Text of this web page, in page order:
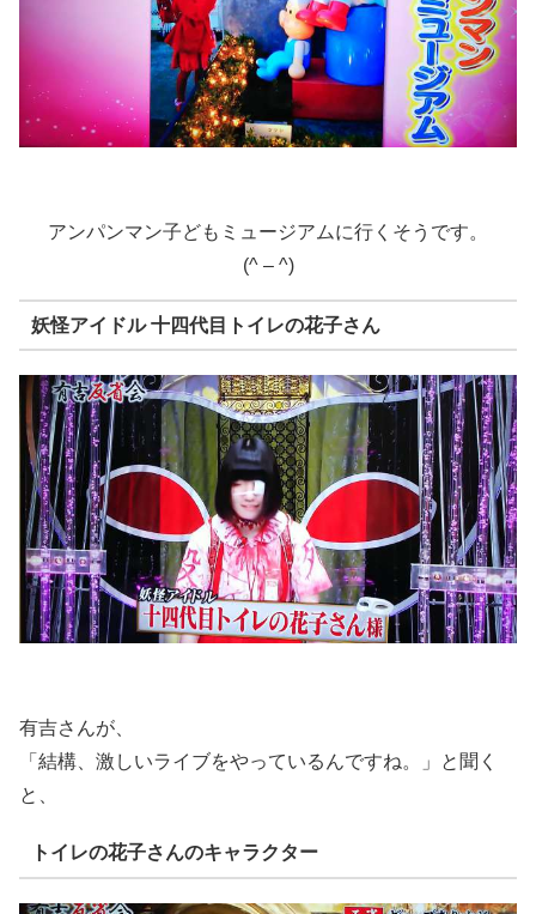
アンパンマン子どもミュージアムに行くそうです。
(^ – ^)
妖怪アイドル 十四代目トイレの花子さん
有吉さんが、
「結構、激しいライブをやっているんですね。」と聞く
と、
トイレの花子さんのキャラクター